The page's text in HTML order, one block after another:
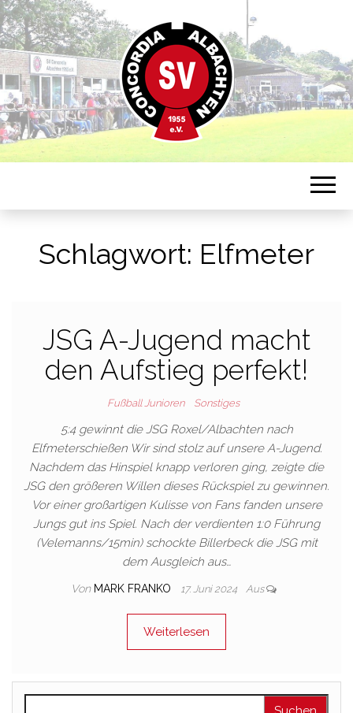
CONCORDIA
ALBACHTEN
Sportverein in Münster-Albachten
Schlagwort: Elfmeter
JSG A-Jugend macht
den Aufstieg perfekt!
Fußball Junioren Sonstiges
5:4 gewinnt die JSG Roxel/Albachten nach
Elfmeterschießen Wir sind stolz auf unsere A-Jugend.
Nachdem das Hinspiel knapp verloren ging, zeigte die
JSG den größeren Willen dieses Rückspiel zu gewinnen.
Vor einer großartigen Kulisse von Fans fanden unsere
Jungs gut ins Spiel. Nach der verdienten 1:0 Führung
(Velemanns/15min) schockte Billerbeck die JSG mit
dem Ausgleich aus…
Von MARK FRANKO 17. Juni 2024 Aus
Weiterlesen